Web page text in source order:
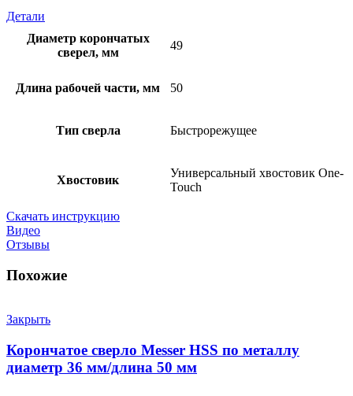
Детали
Диаметр корончатых
сверел, мм
49
Длина рабочей части, мм 50
Тип сверла Быстрорежущее
Хвостовик
Универсальный хвостовик Оne-
Touch
Скачать инструкцию
Видео
Отзывы
Похожие
Закрыть
Корончатое сверло Messer HSS по металлу
диаметр 36 мм/длина 50 мм